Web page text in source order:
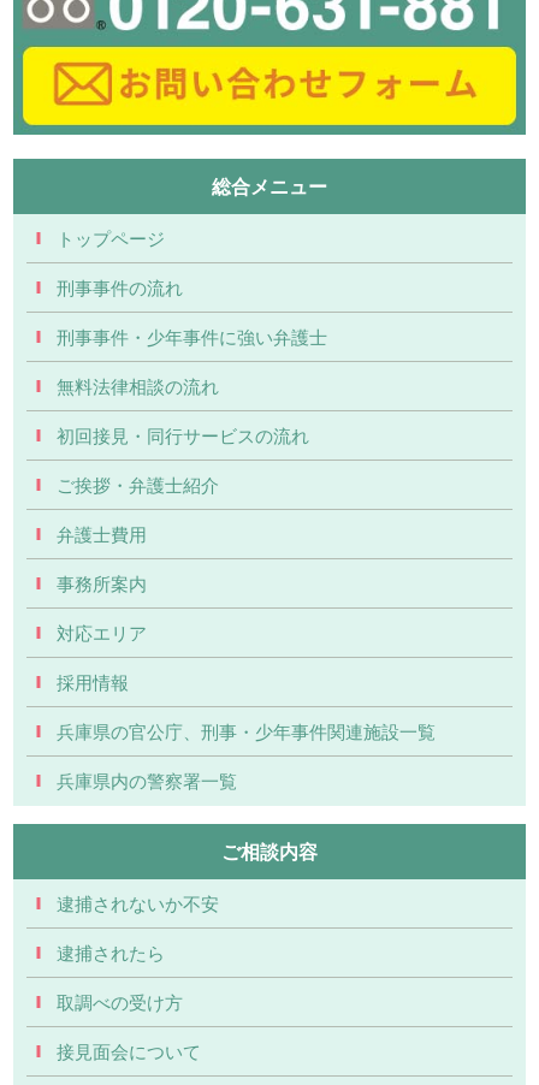
総合メニュー
トップページ
刑事事件の流れ
刑事事件・少年事件に強い弁護士
無料法律相談の流れ
初回接見・同行サービスの流れ
ご挨拶・弁護士紹介
弁護士費用
事務所案内
対応エリア
採用情報
兵庫県の官公庁、刑事・少年事件関連施設一覧
兵庫県内の警察署一覧
ご相談内容
逮捕されないか不安
逮捕されたら
取調べの受け方
接見面会について